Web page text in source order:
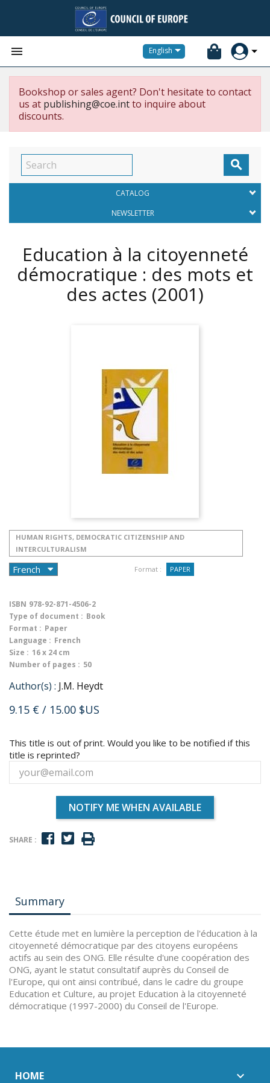
 English
Bookshop or sales agent? Don't hesitate to contact
us at publishing@coe.intto inquire about
discounts.

CATALOG
NEWSLETTER
Education à la citoyenneté
démocratique : des mots et
des actes (2001)
HUMAN RIGHTS, DEMOCRATIC CITIZENSHIP AND
INTERCULTURALISM
Format : PAPER
ISBN 978-92-871-4506-2
Type of document : Book
Format : Paper
Language : French
Size : 16 x 24 cm
Number of pages : 50
Author(s) : J.M. Heydt
9.15 € / 15.00 $US
This title is out of print. Would you like to be notified if this
title is reprinted?
NOTIFY ME WHEN AVAILABLE
SHARE :
Summary
Cette étude met en lumière la perception de l'éducation à la
citoyenneté démocratique par des citoyens européens
actifs au sein des ONG. Elle résulte d'une coopération des
ONG, ayant le statut consultatif auprès du Conseil de
l'Europe, qui ont ainsi contribué, dans le cadre du groupe
Education et Culture, au projet Education à la citoyenneté
démocratique (1997-2000) du Conseil de l'Europe.
HOME 